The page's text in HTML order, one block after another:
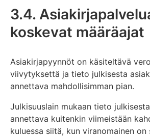
3.4.
koskevat määräajat
Asiakirjapyynnöt on käsiteltävä
viivytyksettä ja tieto julkisesta
annettava mahdollisimman pian.
Julkisuuslain mukaan tieto
annettava kuitenkin viimeistään
kuluessa siitä, kun viranomainen on